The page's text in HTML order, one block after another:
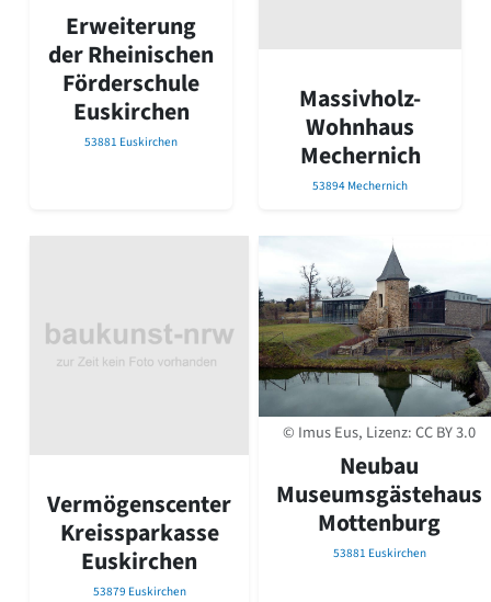
Erweiterung
der Rheinischen
Förderschule
Euskirchen
53881 Euskirchen
Massivholz-
Wohnhaus
Mechernich
53894 Mechernich
Vermögenscenter
Kreissparkasse
Euskirchen
53879 Euskirchen
© Imus Eus, Lizenz:CC BY 3.0
Neubau
Museumsgästehaus
Mottenburg
53881 Euskirchen